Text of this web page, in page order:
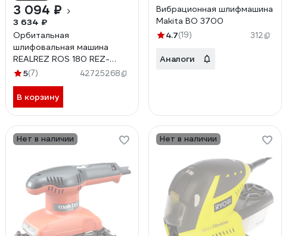
3 094 ₽
3 634 ₽
Орбитальная
шлифовальная машина
REALREZ ROS 180 REZ-
ROS-180
5(7) 42725268
В корзину
Вибрационная шлифмашина
Makita BO 3700
4.7(19) 312
Аналоги
Нет в наличии Нет в наличии